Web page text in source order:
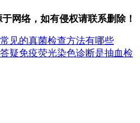
网络，如有侵权请联系删除！
见的真菌检查方法有哪些
疑免疫荧光染色诊断是抽血检